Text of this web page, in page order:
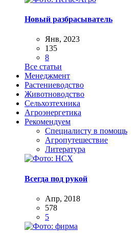
Новый разбрасыватель
Янв, 2023
135
8
Все статьи
Менеджмент
Растениеводство
Животноводство
Сельхозтехника
Агроэнергетика
Рекомендуем
Специалисту в помощь
Агропутешествие
Литература
Всегда под рукой
Апр, 2018
578
5